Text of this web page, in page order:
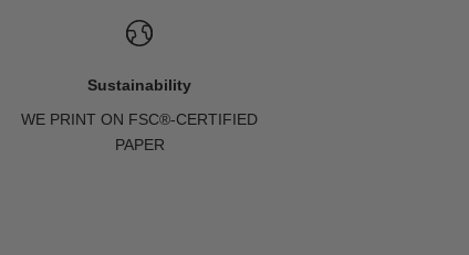
Sustainability
WE PRINT ON FSC®-CERTIFIED
PAPER